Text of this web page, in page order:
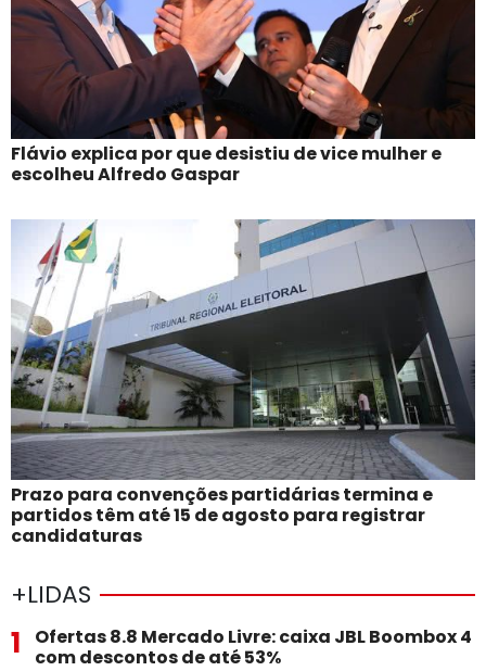
Flávio explica por que desistiu de vice mulher e
escolheu Alfredo Gaspar
Prazo para convenções partidárias termina e
partidos têm até 15 de agosto para registrar
candidaturas
+LIDAS
1
Ofertas 8.8 Mercado Livre: caixa JBL Boombox 4
com descontos de até 53%